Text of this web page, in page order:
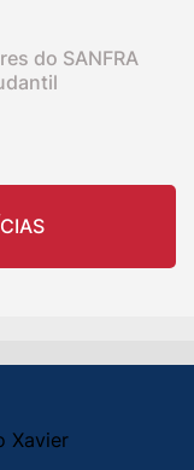
do SANFRA